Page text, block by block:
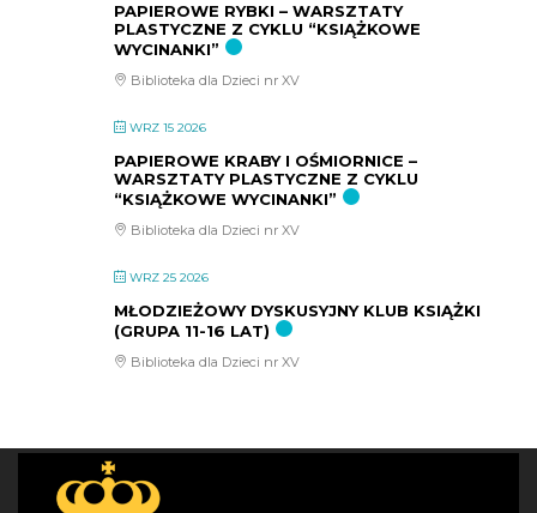
PAPIEROWE RYBKI – WARSZTATY
PLASTYCZNE Z CYKLU “KSIĄŻKOWE
WYCINANKI”
Biblioteka dla Dzieci nr XV
WRZ 15 2026
PAPIEROWE KRABY I OŚMIORNICE –
WARSZTATY PLASTYCZNE Z CYKLU
“KSIĄŻKOWE WYCINANKI”
Biblioteka dla Dzieci nr XV
WRZ 25 2026
MŁODZIEŻOWY DYSKUSYJNY KLUB KSIĄŻKI
(GRUPA 11-16 LAT)
Biblioteka dla Dzieci nr XV